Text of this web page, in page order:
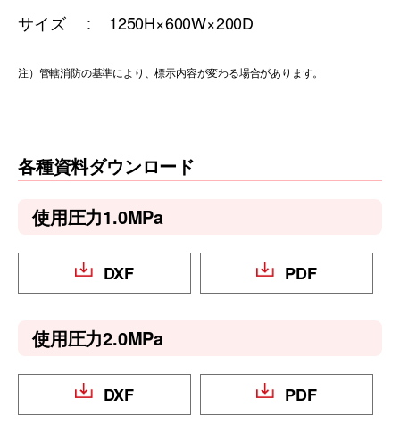
サイズ
1250H×600W×200D
注）管轄消防の基準により、標示内容が変わる場合があります。
各種資料ダウンロード
使用圧力1.0MPa
DXF PDF
使用圧力2.0MPa
DXF PDF